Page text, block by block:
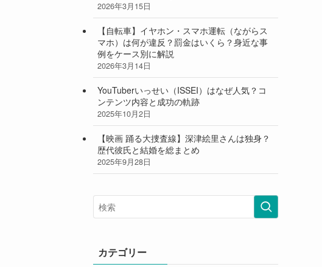
2026年3月15日
【自転車】イヤホン・スマホ運転（ながらス
マホ）は何が違反？罰金はいくら？身近な事
例をケース別に解説
2026年3月14日
YouTuberいっせい（ISSEI）はなぜ人気？コ
ンテンツ内容と成功の軌跡
2025年10月2日
【映画 踊る大捜査線】深津絵里さんは独身？
歴代彼氏と結婚を総まとめ
2025年9月28日
カテゴリー